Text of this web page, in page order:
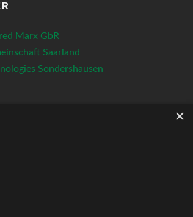
Marx GbR
Saarland
Sondershausen
×